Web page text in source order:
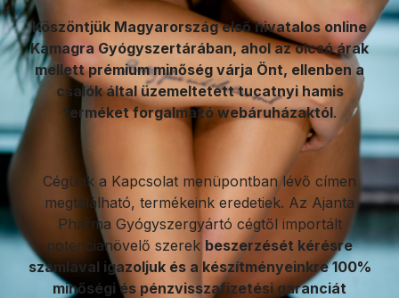
Köszöntjük Magyarország első hivatalos online
Kamagra Gyógyszertárában, ahol az olcsó árak
mellett prémium minőség várja Önt, ellenben a
csalók által üzemeltetett tucatnyi hamis
terméket forgalmazó webáruházaktól.
Cégünk a Kapcsolat menüpontban lévő címen
megtalálható, termékeink eredetiek. Az Ajanta
Pharma Gyógyszergyártó cégtől importált
potencianövelő szerek beszerzését kérésre
számlával igazoljuk és a készítményeinkre 100%
minőségi és pénzvisszafizetési garanciát